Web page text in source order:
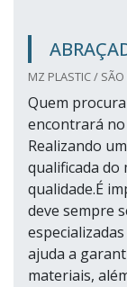
MZ PLASTIC /
Quem
encontrará
Realizando
qualificada do
qualidade.É
deve sempre
ajuda a
materiais,